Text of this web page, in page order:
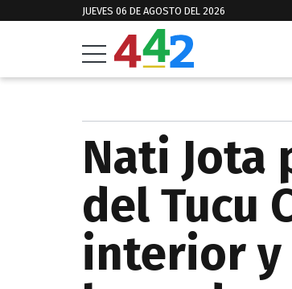
JUEVES 06 DE AGOSTO DEL 2026
Nati Jota
del Tucu
interior y